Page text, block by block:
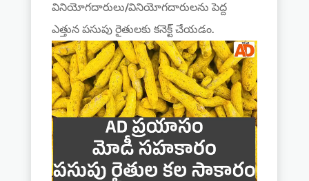
వినియోగదారులు/వినియోగదారులను పెద్ద
ఎత్తున పసుపు రైతులకు కనెక్ట్ చేయడం.